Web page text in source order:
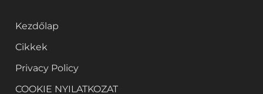
Kezdőlap
Cikkek
Privacy Policy
COOKIE NYILATKOZAT